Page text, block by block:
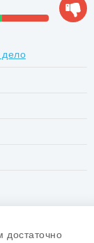
дело
достаточно